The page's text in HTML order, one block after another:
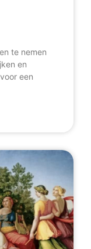
te nemen
en
een